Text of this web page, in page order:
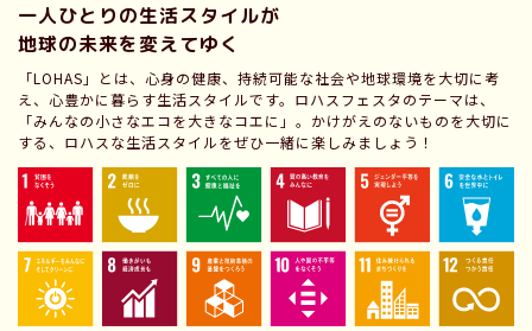
一人ひとりの生活スタイルが
地球の未来を変えてゆく
「LOHAS」とは、心身の健康、持続可能な社会や地球環境を大切に考
え、心豊かに暮らす生活スタイルです。ロハスフェスタのテーマは、
「みんなの小さなエコを大きなコエに」。かけがえのないものを大切に
する、ロハスな生活スタイルをぜひ一緒に楽しみましょう！